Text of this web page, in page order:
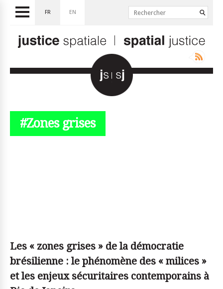
FR EN
#Zones grises
Les « zones grises » de la démocratie
brésilienne : le phénomène des « milices »
et les enjeux sécuritaires contemporains à